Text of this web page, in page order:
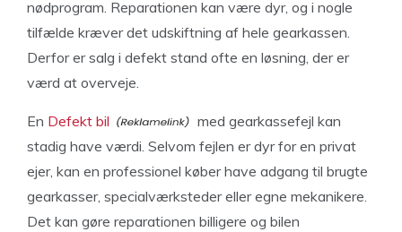
nødprogram. Reparationen kan være dyr, og i nogle
tilfælde kræver det udskiftning af hele gearkassen.
Derfor er salg i defekt stand ofte en løsning, der er
værd at overveje.
En Defekt bil
med gearkassefejl kan
stadig have værdi. Selvom fejlen er dyr for en privat
ejer, kan en professionel køber have adgang til brugte
gearkasser, specialværksteder eller egne mekanikere.
Det kan gøre reparationen billigere og bilen